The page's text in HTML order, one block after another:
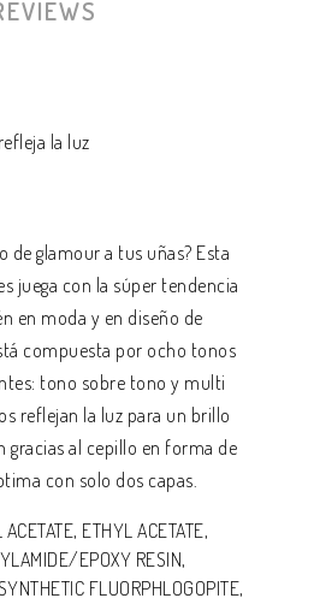
la luz
de glamour a tus uñas? Esta
juega con la súper tendencia
en moda y en diseño de
compuesta por ocho tonos
tono sobre tono y multi
reflejan la luz para un brillo
gracias al cepillo en forma de
con solo dos capas.
ETHYL ACETATE,
EPOXY RESIN,
FLUORPHLOGOPITE,